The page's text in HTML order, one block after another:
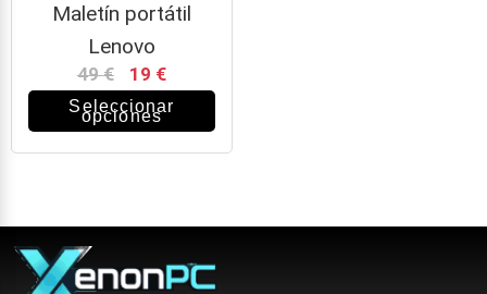
Maletín portátil
Lenovo
49€ 19 €
Seleccionar
opciones